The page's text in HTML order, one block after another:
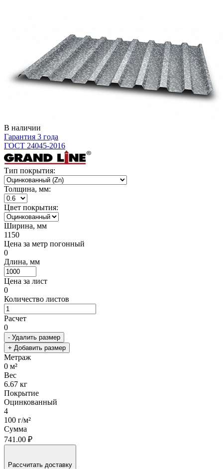
В наличии
Гарантия 3 года
ГОСТ 24045-2016
Тип покрытия:
Толщина, мм:
Цвет покрытия:
Ширина, мм
1150
Цена за метр погонный
0
Длина, мм
Цена за лист
0
Количество листов
Расчет
0
- Удалить размер
+ Добавить размер
Метраж
0 м²
Вес
6.67 кг
Покрытие
Оцинкованный
4
100 г/м²
Сумма
741.00 ₽
Рассчитать доставку